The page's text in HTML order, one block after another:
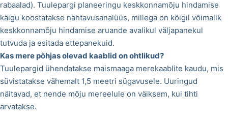
rabaalad). Tuulepargi planeeringu keskkonnamõju hindamise
käigu koostatakse nähtavusanalüüs, millega on kõigil võimalik
keskkonnamõju hindamise aruande avalikul väljapanekul
tutvuda ja esitada ettepanekuid.
Kas mere põhjas olevad kaablid on ohtlikud?
Tuulepargid ühendatakse maismaaga merekaablite kaudu, mis
süvistatakse vähemalt 1,5 meetri sügavusele. Uuringud
näitavad, et nende mõju mereelule on väiksem, kui tihti
arvatakse.